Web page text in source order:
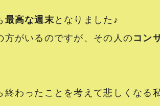
最高な週末となりました♪
がいるのですが、その人のコン
わったことを考えて悲しくなる私